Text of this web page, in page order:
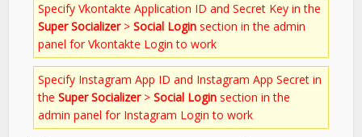
Specify Vkontakte Application ID and Secret Key in the
Super Socializer>Social Login section in the admin
panel for Vkontakte Login to work
Specify Instagram App ID and Instagram App Secret in
theSuper Socializer>Social Login section in the
admin panel for Instagram Login to work